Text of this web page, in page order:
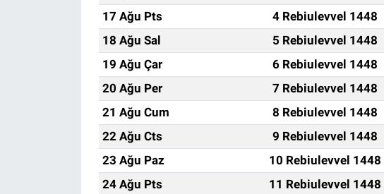
17 Ağu Pts
4 Rebiulevvel 1448
18 Ağu Sal
5 Rebiulevvel 1448
19 Ağu Çar
6 Rebiulevvel 1448
20 Ağu Per
7 Rebiulevvel 1448
21 Ağu Cum
8 Rebiulevvel 1448
22 Ağu Cts
9 Rebiulevvel 1448
23 Ağu Paz
10 Rebiulevvel 1448
24 Ağu Pts
11 Rebiulevvel 1448